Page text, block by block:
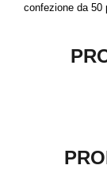
confezione da 50